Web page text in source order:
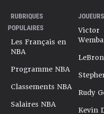
RUBRIQUES
POPULAIRES
Les Français en
NBA
Programme NBA
Classements NBA
Salaires NBA
JOUEURS
Victor
Rudy
Kevin